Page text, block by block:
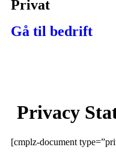
Privat
Gå til bedrift
Privacy
[cmplz-document